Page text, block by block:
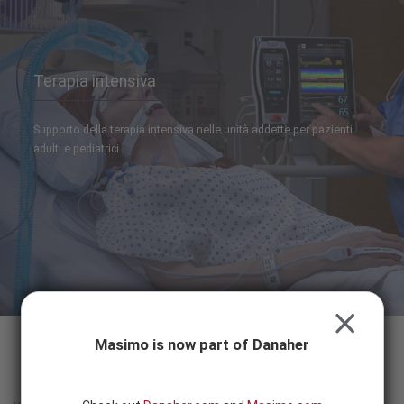
Terapia intensiva
Supporto della terapia intensiva nelle unità addette per pazienti
adulti e pediatrici
Masimo is now part of Danaher
CLOSE